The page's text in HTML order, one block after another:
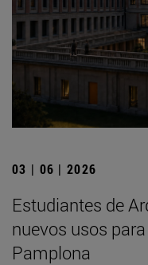
03 | 06 | 2026
Estudiantes de
nuevos usos
Pamplona